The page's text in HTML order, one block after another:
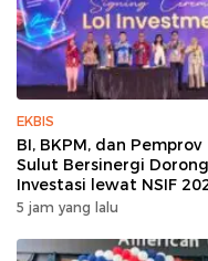
EKBIS
BI, BKPM, dan Pemprov
Sulut Bersinergi Dorong
Investasi lewat NSIF
5 jam yang lalu